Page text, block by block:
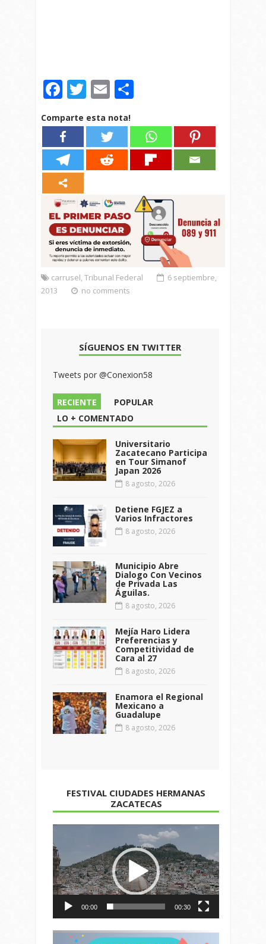
Facebook
Twitter
Email
Comparte esta nota!
carrusel,Tribunal Federal
6 septiembre,
2013
no comments
SÍGUENOS EN TWITTER
Tweets por @Conexion58
RECIENTE
POPULAR
LO + COMENTADO
Universitario
Zacatecano Participa
en Tour Simanof
Japan 2026
8 agosto, 2026
Detiene FGJEZ a
Varios Infractores
8 agosto, 2026
Municipio Abre
Dialogo Con Vecinos
de Privada Las
Águilas.
8 agosto, 2026
Mejía Haro Lidera
Preferencias y
Competitividad de
Cara al 27
8 agosto, 2026
Enamora el Regional
Mexicano a
Guadalupe
8 agosto, 2026
FESTIVAL CIUDADES HERMANAS
ZACATECAS
de
vídeo
00:00 00:30